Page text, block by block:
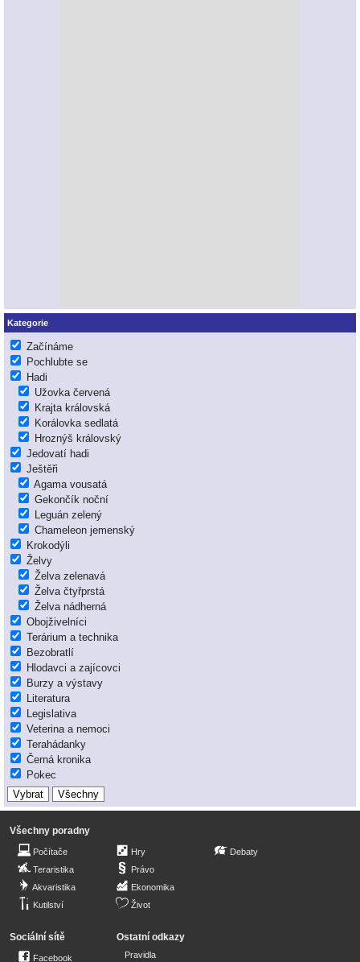
Kategorie
Začínáme
Pochlubte se
Hadi
Užovka červená
Krajta královská
Korálovka sedlatá
Hroznýš královský
Jedovatí hadi
Ještěři
Agama vousatá
Gekončík noční
Leguán zelený
Chameleon jemenský
Krokodýli
Želvy
Želva zelenavá
Želva čtyřprstá
Želva nádherná
Obojživelníci
Terárium a technika
Bezobratlí
Hlodavci a zajícovci
Burzy a výstavy
Literatura
Legislativa
Veterina a nemoci
Terahádanky
Černá kronika
Pokec
Všechny poradny
Počítače
Teraristika
Akvaristika
Kutilství
Hry
Právo
Ekonomika
Život
Debaty
Sociální sítě
Facebook
Ostatní odkazy
Pravidla